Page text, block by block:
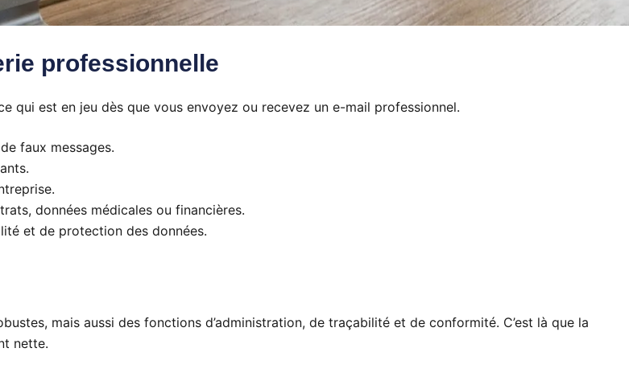
professionnelle
est en jeu dès que vous envoyez ou recevez un e-mail professionnel.
faux messages.
données médicales ou financières.
et de protection des données.
mais aussi des fonctions d’administration, de traçabilité et de conformité. C’est là que la
nette.